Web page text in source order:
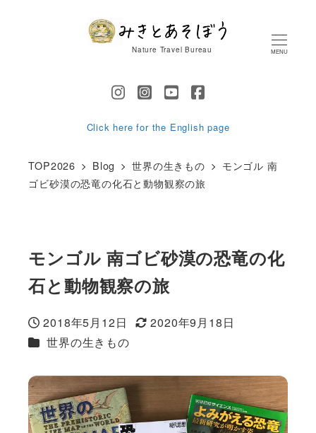
Nature Travel Bureau MENU
Click here for the English page
TOP2026 Blog 世界の生きもの
モンゴル 南
ゴビ砂漠の恐竜の化石と動物観察の旅
モンゴル 南ゴビ砂漠の恐竜の化
石と動物観察の旅
投稿日
2018年5月12日
更新日
2020年9月18日
カテゴリー
世界の生きもの